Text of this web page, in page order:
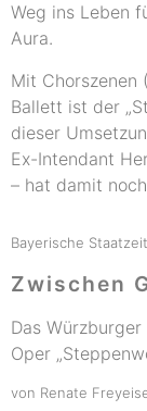
Weg ins Leben
Aura.
Mit Chorszenen
Ballett ist der
dieser
Ex-Intendant
– hat damit
Bayerische
Zwischen
Das
Oper
von Renate